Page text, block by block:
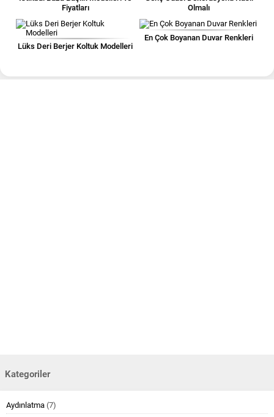
Fiyatları
Olmalı
Lüks Deri Berjer Koltuk Modelleri
En Çok Boyanan Duvar Renkleri
Kategoriler
Aydınlatma (7)